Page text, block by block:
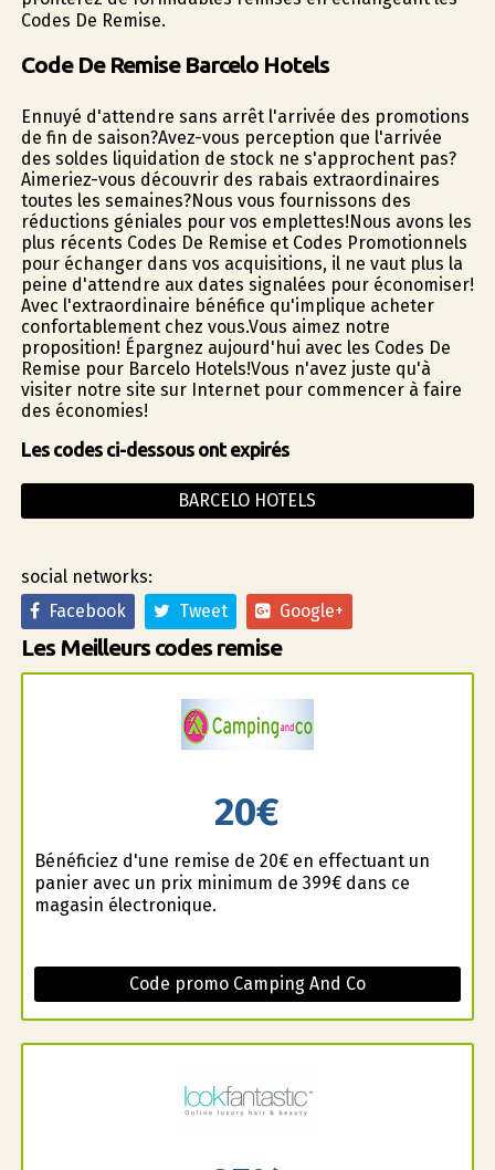
Codes De Remise.
Code De Remise Barcelo Hotels
Ennuyé d'attendre sans arrêt l'arrivée des promotions
de fin de saison?Avez-vous perception que l'arrivée
des soldes liquidation de stock ne s'approchent pas?
Aimeriez-vous découvrir des rabais extraordinaires
toutes les semaines?Nous vous fournissons des
réductions géniales pour vos emplettes!Nous avons les
plus récents Codes De Remise et Codes Promotionnels
pour échanger dans vos acquisitions, il ne vaut plus la
peine d'attendre aux dates signalées pour économiser!
Avec l'extraordinaire bénéfice qu'implique acheter
confortablement chez vous.Vous aimez notre
proposition! Épargnez aujourd'hui avec les Codes De
Remise pour Barcelo Hotels!Vous n'avez juste qu'à
visiter notre site sur Internet pour commencer à faire
des économies!
Les codes ci-dessous ont expirés
BARCELO HOTELS
social networks:
Facebook
Tweet Google+
Les Meilleurs codes remise
20€
Bénéficiez d'une remise de 20€ en effectuant un
panier avec un prix minimum de 399€ dans ce
magasin électronique.
Code promo Camping And Co